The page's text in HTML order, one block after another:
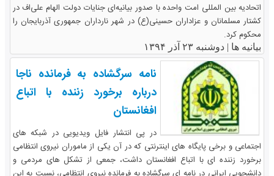
اتحادیه بین المللی امت واحده با صدور بیانیه‌ای جنایات دولت الهام علی‌اف در
کشتار مسلمانان و عزاداران حسینی(ع) در شهر نارداران جمهوری آذربایجان را
محکوم کرد.
بیانیه ها | دوشنبه ۲۳ آذر ۱۳۹۴
نامه سرگشاده به فرمانده ناجا
درباره برخورد زننده با اتباع
افغانستان
در پی انتشار فایل ویدیویی در شبکه های
اجتماعی و برخی پایگاه های اینترنتی که در آن یکی از ماموران نیروی انتظامی
برخورد زننده ای با اتباع افغانستان داشت، جمعی از تشکل های مردمی و